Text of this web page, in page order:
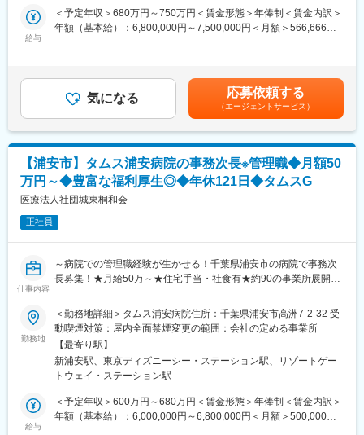
務制度もあり、ワークライフバランス重視の働き方が可能です。
■想定されるキャリアパス
グループ特典や福利厚生が充実。働く方とそのご家族を大切にす
る制度や表彰制度、家族の思い出支援金など、長く安心して働け
る環境を提供しています。
変更の範囲：会社の定める業務
きます。
・事務部門の責任者として医事課、総務課のマネジメント
・取引企業や委託企業との窓口折衝業務
・職員の採用面接、目標管理、評価
・各コメディカル部門間の調整事項への対応
・その他患者様苦情対応
【勝田台病院について】
病床：148床（一般100床、療養48床）
診療科目：内科・循環器科・消化器科・呼吸器科・外科・脳神経
リハビリテーション科・人間ドック脳ドック・専門外来
※2026年6月30日より医療法人社団桐和会に譲受され、タムスグル
【福利厚生】
通勤交通費支給
昇給
退職金制度
住宅手当（上限3万円）
単身寮
給与
＜予定年収＞680万円～750万円＜賃金形態＞年俸制＜賃金内訳＞
年額（基本給）：6,800,000円～7,500,000円＜月額＞566,666円
給なし■昇給：年1回賃金はあくまでも目安の金額であり、選考を
通じて上下する可能性があります。月給(月額)は固定手当を含めた
気になる 応募依頼する
（エージェントサービス）
【浦安市】タムス浦安病院の事務次長※管理職◆月額50
万円～◆豊富な福利厚生◎◆年休121日◆タムスG
医療法人社団城東桐和会
正社員
仕事内容
～病院での管理職経験が生かせる！千葉県浦安市の病院で事務次
長募集！★月給50万～★住宅手当・社食有★約90の事業所展開タ
【業務内容】
千葉県浦安市の地域に根ざした病院で事務管理職を募集していま
す。
＼事務長補佐業務全般をお任せします／
・事務長補佐業務及び病院運営業務全般
・人事業務（採用、考課、配置、労務など人事関連業務全般）
・行政対応（報告書作成等）
・病院経理
勤務地
＜勤務地詳細＞タムス浦安病院住所：千葉県浦安市高洲7-2-32 受
動喫煙対策：屋内全面禁煙変更の範囲：会社の定める事業所
【最寄り駅】
新浦安駅、東京ディズニーシー・ステーション駅、リゾートゲー
トウェイ・ステーション駅
給与
＜予定年収＞600万円～680万円＜賃金形態＞年俸制＜賃金内訳＞
年額（基本給）：6,000,000円～6,800,000円＜月額＞500,000円